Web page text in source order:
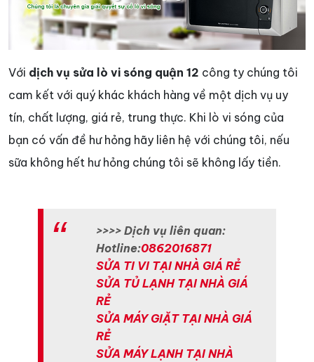
Với dịch vụ sửa lò vi sóng quận 12 công ty chúng tôi
cam kết với quý khác khách hàng về một dịch vụ uy
tín, chất lượng, giá rẻ, trung thực. Khi lò vi sóng của
bạn có vấn đề hư hỏng hãy liên hệ với chúng tôi, nếu
sữa không hết hư hỏng chúng tôi sẽ không lấy tiền.
>>>> Dịch vụ liên quan:
Hotline:0862016871
SỬA TI VI TẠI NHÀ GIÁ RẺ
SỬA TỦ LẠNH TẠI NHÀ GIÁ
RẺ
SỬA MÁY GIẶT TẠI NHÀ GIÁ
RẺ
SỬA MÁY LẠNH TẠI NHÀ